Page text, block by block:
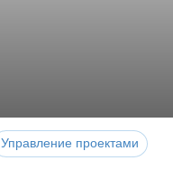
Управление проектами